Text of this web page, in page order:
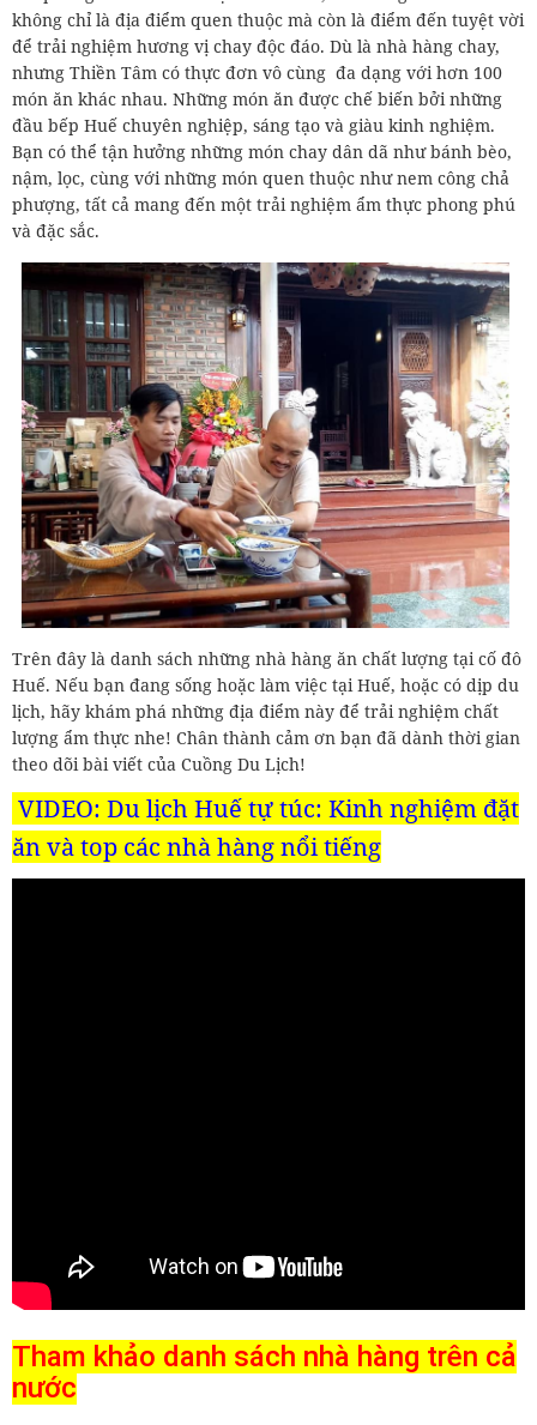
không chỉ là địa điểm quen thuộc mà còn là điểm đến tuyệt vời
để trải nghiệm hương vị chay độc đáo. Dù là nhà hàng chay,
nhưng Thiền Tâm có thực đơn vô cùng đa dạng với hơn 100
món ăn khác nhau. Những món ăn được chế biến bởi những
đầu bếp Huế chuyên nghiệp, sáng tạo và giàu kinh nghiệm.
Bạn có thể tận hưởng những món chay dân dã như bánh bèo,
nậm, lọc, cùng với những món quen thuộc như nem công chả
phượng, tất cả mang đến một trải nghiệm ẩm thực phong phú
và đặc sắc.
Trên đây là danh sách những nhà hàng ăn chất lượng tại cố đô
Huế. Nếu bạn đang sống hoặc làm việc tại Huế, hoặc có dịp du
lịch, hãy khám phá những địa điểm này để trải nghiệm chất
lượng ẩm thực nhe! Chân thành cảm ơn bạn đã dành thời gian
theo dõi bài viết của Cuồng Du Lịch!
VIDEO: Du lịch Huế tự túc: Kinh nghiệm đặt
ăn và top các nhà hàng nổi tiếng
Tham khảo danh sách nhà hàng trên cả
nước